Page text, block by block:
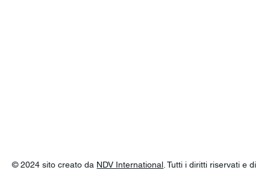
© 2024 sito creato da NDV International . Tutti i diritti riservati e di